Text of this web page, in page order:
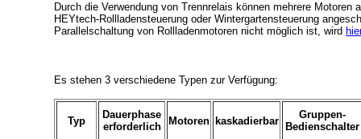
Durch die Verwendung von Trennrelais können mehrere Motoren
HEYtech-Rollladensteuerung oder Wintergartensteuerung
Parallelschaltung von Rollladenmotoren nicht möglich ist, wird
Es stehen 3 verschiedene Typen zur Verfügung:
Typ
Dauerphase
erforderlich
Motoren kaskadierbar
Gruppen-
Bedienschalter